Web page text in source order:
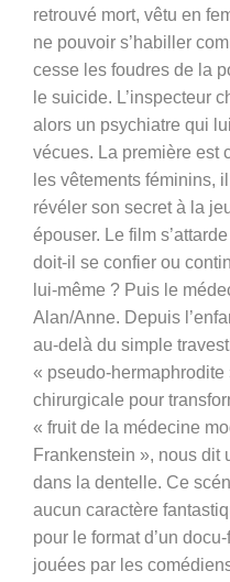
retrouvé mort, vêtu en
ne pouvoir s’habiller
cesse les foudres de la
le suicide. L’inspecteur
alors un psychiatre qui
vécues. La première est
les vêtements féminins,
révéler son secret à la
épouser. Le film
doit-il se confier ou
lui-même ? Puis le
Alan/Anne. Depuis
au-delà du simple
« pseudo-
chirurgicale pour
« fruit de la médecine
Frankenstein », nous dit
dans la dentelle. Ce
aucun caractère
pour le format d’un
jouées par les